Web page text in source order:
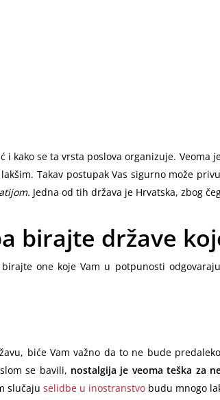
kako se ta vrsta poslova organizuje. Veoma
Takav postupak Vas sigurno može
Jedna od tih država je Hrvatska, zbog
birajte države
one koje Vam u potpunosti
biće Vam važno da to ne bude
se bavili, nostalgija je veoma teška za
slučajuselidbe u inostranstvo budu mnogo